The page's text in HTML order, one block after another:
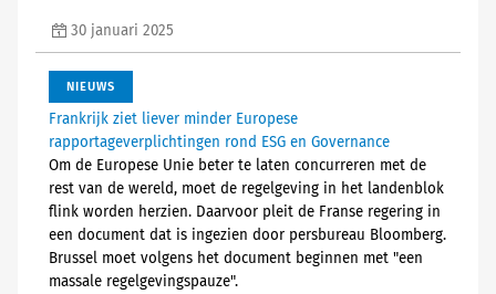
30 januari 2025
NIEUWS
Frankrijk ziet liever minder Europese
rapportageverplichtingen rond ESG en Governance
Om de Europese Unie beter te laten concurreren met de
rest van de wereld, moet de regelgeving in het landenblok
flink worden herzien. Daarvoor pleit de Franse regering in
een document dat is ingezien door persbureau Bloomberg.
Brussel moet volgens het document beginnen met "een
massale regelgevingspauze".